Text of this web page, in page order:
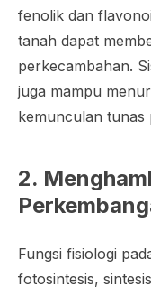
fenolik dan
tanah dapat
perkecambahan.
juga mampu
kemunculan tunas
2.
Fungsi fisiologi
fotosintesis,